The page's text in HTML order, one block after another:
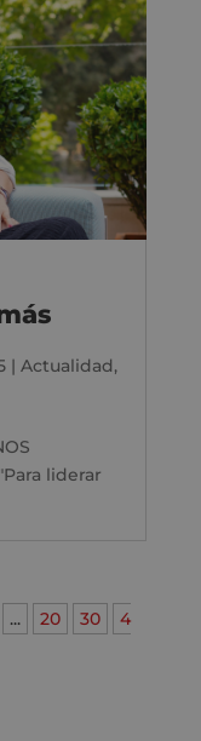
| Actualidad,
liderar
... 20 30
4